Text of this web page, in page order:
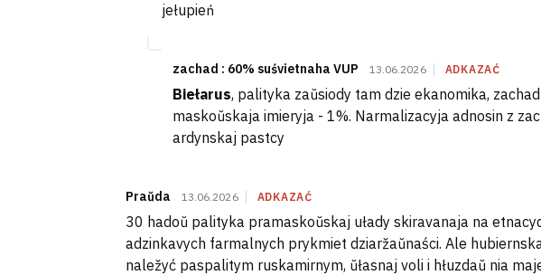
jełupień
zachad : 60% suśvietnaha VUP 13.06.2026 ADKAZAĆ
Biełarus, palityka zaŭsiody tam dzie ekanomika,
maskoŭskaja imieryja - 1%. Narmalizacyja adnosin z
ardynskaj pastcy
Praŭda 13.06.2026 ADKAZAĆ
30 hadoŭ palityka pramaskoŭskaj ułady skiravanaja na
adzinkavych farmalnych prykmiet dziaržaŭnaści. Ale
naležyć paspalitym ruskamirnym, ŭłasnaj voli i hłuzdaŭ nia